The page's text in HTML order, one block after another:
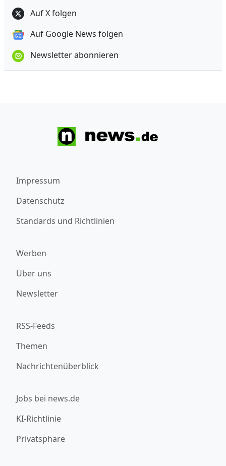
Auf X folgen
Auf Google News folgen
Newsletter abonnieren
Impressum
Datenschutz
Standards und Richtlinien
Werben
Über uns
Newsletter
RSS-Feeds
Themen
Nachrichtenüberblick
Jobs bei news.de
KI-Richtlinie
Privatsphäre